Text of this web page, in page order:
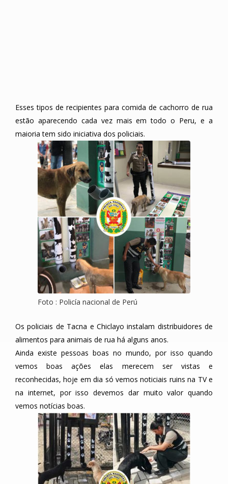
Esses tipos de recipientes para comida de cachorro de rua
estão aparecendo cada vez mais em todo o Peru, e a
maioria tem sido iniciativa dos policiais.
Foto : Policía nacional de Perú
Os policiais de Tacna e Chiclayo instalam distribuidores de
alimentos para animais de rua há alguns anos.
Ainda existe pessoas boas no mundo, por isso quando
vemos boas ações elas merecem ser vistas e
reconhecidas, hoje em dia só vemos noticiais ruins na TV e
na internet, por isso devemos dar muito valor quando
vemos notícias boas.